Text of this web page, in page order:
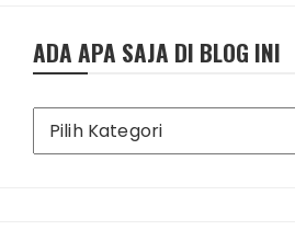
ADA APA SAJA DI BLOG INI
Ada
Apa